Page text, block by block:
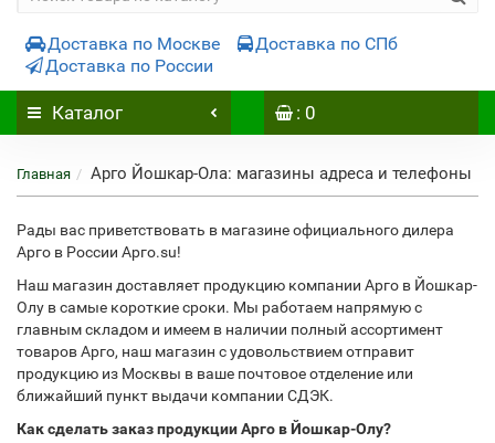
Доставка по Москве
Доставка по СПб
Доставка по России
Каталог : 0
Главная Арго Йошкар-Ола: магазины адреса и телефоны
Рады вас приветствовать в магазине официального дилера
Арго в России Арго.su!
Наш магазин доставляет продукцию компании Арго в Йошкар-
Олу в самые короткие сроки. Мы работаем напрямую с
главным складом и имеем в наличии полный ассортимент
товаров Арго, наш магазин с удовольствием отправит
продукцию из Москвы в ваше почтовое отделение или
ближайший пункт выдачи компании СДЭК.
Как сделать заказ продукции Арго в Йошкар-Олу?